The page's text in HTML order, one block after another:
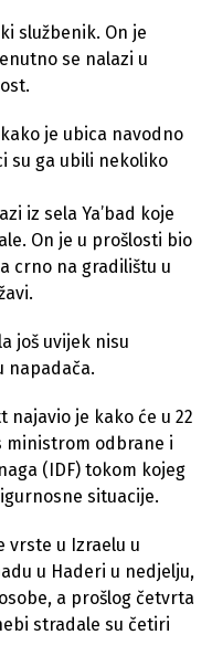
službenik. On je
se nalazi u
je ubica navodno
su ga ubili nekoliko
iz sela Ya’bad koje
On je u prošlosti bio
crno na gradilištu u
još uvijek nisu
napadača.
je kako će u 22
ministrom odbrane i
(IDF) tokom kojeg
situacije.
vrste u Izraelu u
u Haderi u nedjelju,
a prošlog četvrta
stradale su četiri